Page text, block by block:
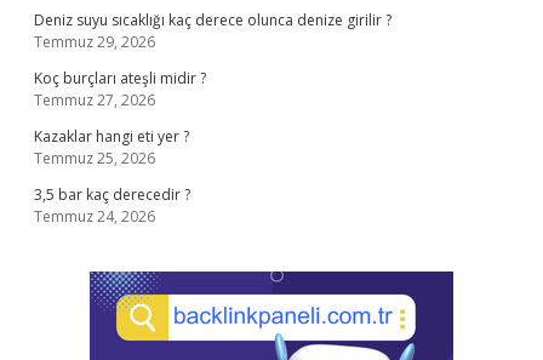
Deniz suyu sıcaklığı kaç derece olunca denize girilir ?
Temmuz 29, 2026
Koç burçları ateşli midir ?
Temmuz 27, 2026
Kazaklar hangi eti yer ?
Temmuz 25, 2026
3,5 bar kaç derecedir ?
Temmuz 24, 2026